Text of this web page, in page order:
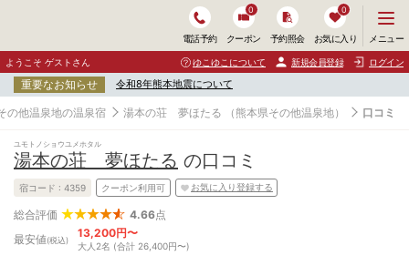
電話予約 クーポン
0
予約照会 お気に入り
0
ニ
ュ
ー
開
く
メニュー
ようこそ ゲストさん ゆこゆこについて 新規会員登録 ログイン
重要なお知らせ 令和8年熊本地震について
の他温泉地の温泉宿 湯本の荘 夢ほたる （熊本県その他温泉地） 口コミ
ユモトノショウユメホタル
湯本の荘 夢ほたる の口コミ
宿コード : 4359 クーポン利用可 お気に入り登録する
総合評価 4.66点
最安値(税込)
13,200円〜
大人2名 (合計 26,400円〜)